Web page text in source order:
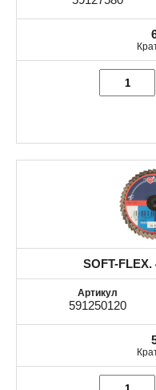
SOFT-FLEX.
591250120